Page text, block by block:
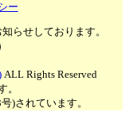
ー
らせしております。
ALL Rights Reserved
。
)されています。